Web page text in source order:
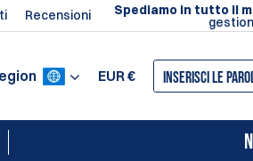
Recensioni Spediamo in tutto il
EUR€